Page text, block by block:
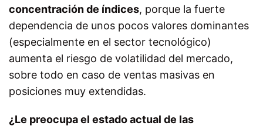
concentración de índices, porque la fuerte
dependencia de unos pocos valores dominantes
(especialmente en el sector tecnológico)
aumenta el riesgo de volatilidad del mercado,
sobre todo en caso de ventas masivas en
posiciones muy extendidas.
¿Le preocupa el estado actual de las